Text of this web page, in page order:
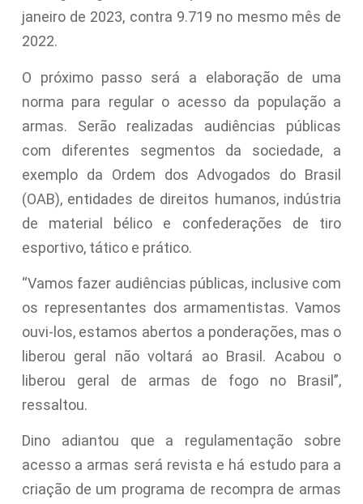
janeiro de 2023, contra 9.719 no mesmo mês de
2022.
O próximo passo será a elaboração de uma
norma para regular o acesso da população a
armas. Serão realizadas audiências públicas
com diferentes segmentos da sociedade, a
exemplo da Ordem dos Advogados do Brasil
(OAB), entidades de direitos humanos, indústria
de material bélico e confederações de tiro
esportivo, tático e prático.
“Vamos fazer audiências públicas, inclusive com
os representantes dos armamentistas. Vamos
ouvi-los, estamos abertos a ponderações, mas o
liberou geral não voltará ao Brasil. Acabou o
liberou geral de armas de fogo no Brasil”,
ressaltou.
Dino adiantou que a regulamentação sobre
acesso a armas será revista e há estudo para a
criação de um programa de recompra de armas